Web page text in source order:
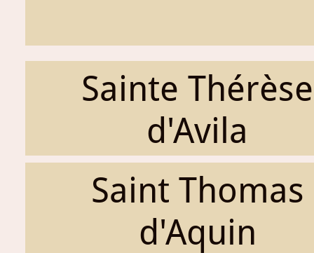
Sainte Thérèse
d'Avila
Saint Thomas
d'Aquin